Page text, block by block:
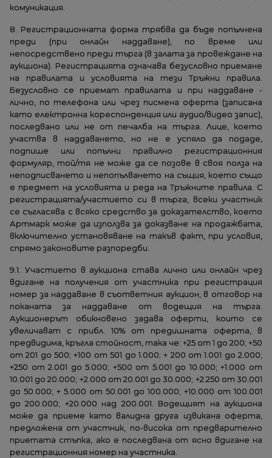
комуникация.
8. Регистрационната форма трябва да бъде попълнена
преди (при онлайн наддаване), по време или
непосредствено преди търга (в залата за провеждане на
аукциона). Регистрацията означава безусловно приемане
на правилата и условията на тези Тръжни правила.
Безусловно се приемат правилата и при наддаване -
лично, по телефона или чрез писмена оферта (записанa
като електронна кореспонденция или аудио/видео запис),
последвано или не от печалба на търга. Лице, което
участва в наддаването, но не е успяло да подаде,
подпише или попълни правилно регистрационния
формуляр, той/тя не може да се позове в своя полза на
неподписването и непопълването на същия, което също
е предмет на условията и реда на Тръжните правила. С
регистрацията/участието си в търга, всеки участник
се съгласява с всяко средство за доказателство, което
Артмарк може да използва за доказване на продажбата,
включително установяване на такъв факт, при условия,
спрямо законовите разпоредби.
9.1. Участието в аукциона става лично или онлайн чрез
вдигане на получения от участника при регистрация
номер за наддаване в съответния аукцион, в отговор на
поканата за наддаване от водещия на търга.
Аукционерът обикновено задава оферти, които се
увеличават с прибл. 10% от предишната оферта, в
предвидима, кръгла стойност, така че: +25 от 1 до 200; +50
от 201 до 500; +100 от 501 до 1.000; + 200 от 1.001 до 2.000;
+250 от 2.001 до 5.000; +500 от 5.001 до 10.000; +1.000 от
10.001 до 20.000; +2.000 от 20.001 до 30.000; +2.250 от 30.001
до 50.000; + 5.000 от 50.001 до 100.000; +10.000 от 100.001
до 200.000; +20.000 над 200.001. Водещият на аукциона
може да приеме като валидна друга извикана оферта,
предложена от участник, по-висока от предварително
приетата стъпка, ако е последвана от ясно вдигане на
регистрационния номер на участника.